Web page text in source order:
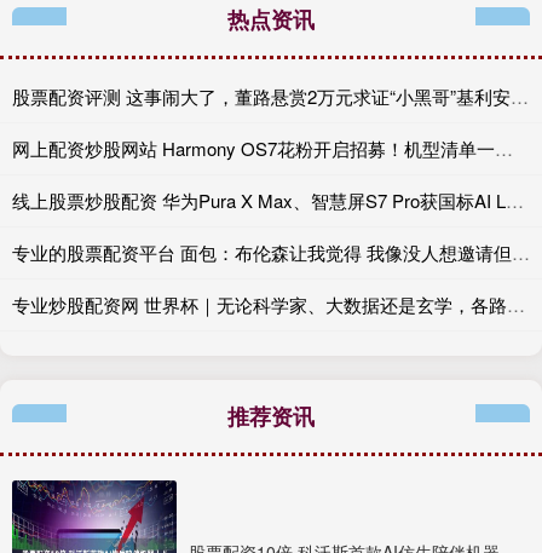
热点资讯
股票配资评测 这事闹大了，董路悬赏2万元求证“小黑哥”基利安年龄真伪
网上配资炒股网站 Harmony OS7花粉开启招募！机型清单一览，看看你的手机能否尝鲜
线上股票炒股配资 华为Pura X Max、智慧屏S7 Pro获国标AI L3首证
专业的股票配资平台 面包：布伦森让我觉得 我像没人想邀请但不得不去烧烤派对的叔叔
专业炒股配资网 世界杯｜无论科学家、大数据还是玄学，各路预测集体折戟，足球从无标准答案
推荐资讯